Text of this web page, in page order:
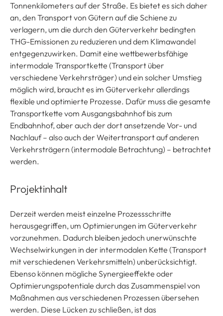
Tonnenkilometers auf der Straße. Es bietet es sich daher
an, den Transport von Gütern auf die Schiene zu
verlagern, um die durch den Güterverkehr bedingten
THG-Emissionen zu reduzieren und dem Klimawandel
entgegenzuwirken. Damit eine wettbewerbsfähige
intermodale Transportkette (Transport über
verschiedene Verkehrsträger) und ein solcher Umstieg
möglich wird, braucht es im Güterverkehr allerdings
flexible und optimierte Prozesse. Dafür muss die gesamte
Transportkette vom Ausgangsbahnhof bis zum
Endbahnhof, aber auch der dort ansetzende Vor- und
Nachlauf – also auch der Weitertransport auf anderen
Verkehrsträgern (intermodale Betrachtung) – betrachtet
werden.
Projektinhalt
Derzeit werden meist einzelne Prozessschritte
herausgegriffen, um Optimierungen im Güterverkehr
vorzunehmen. Dadurch bleiben jedoch unerwünschte
Wechselwirkungen in der intermodalen Kette (Transport
mit verschiedenen Verkehrsmitteln) unberücksichtigt.
Ebenso können mögliche Synergieeffekte oder
Optimierungspotentiale durch das Zusammenspiel von
Maßnahmen aus verschiedenen Prozessen übersehen
werden. Diese Lücken zu schließen, ist das